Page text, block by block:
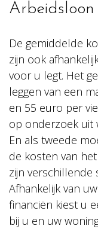
De gemiddelde
zijn ook
voor u legt. Het
leggen van een
en 55 euro per
op onderzoek uit
En als tweede
de kosten van
zijn
Afhankelijk van
financiën kiest u
bij u en uw